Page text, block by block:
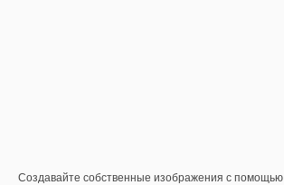
Создавайте собственные изображения с помощью